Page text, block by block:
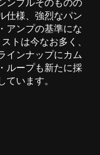
ンプルそのものの
仕様、強烈なパン
アンプの基準にな
トは今なお多く、
インナップにカム
ループも新たに採
います。